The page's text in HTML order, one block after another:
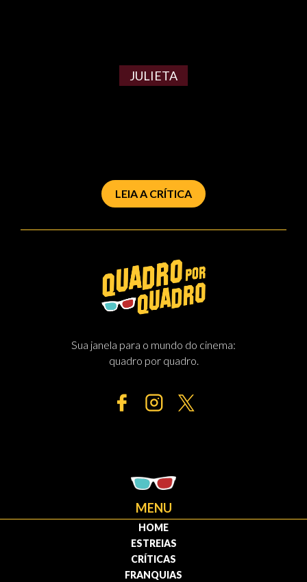
JULIETA
LEIA A CRÍTICA
Sua janela para o mundo do cinema:
quadro por quadro.
MENU
HOME
ESTREIAS
CRÍTICAS
FRANQUIAS